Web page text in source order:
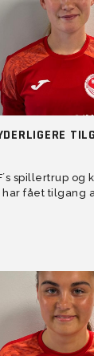
spillertrup og
fået tilgang